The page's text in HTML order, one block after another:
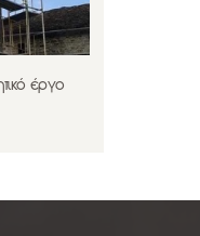
έργο